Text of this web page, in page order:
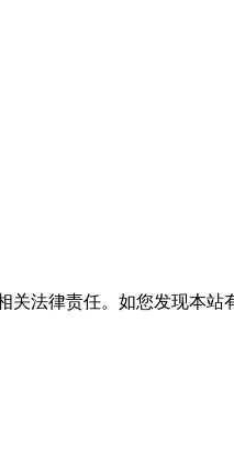
法律责任。如您发现本站